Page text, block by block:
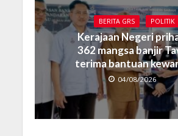
BERITA GRS POLITIK
Kerajaan Negeri
362 mangsa banjir
terima bantuan
04/08/2026